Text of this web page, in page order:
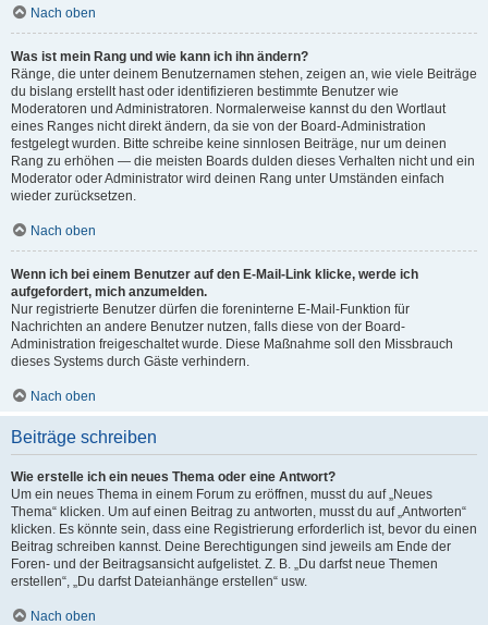
Nach oben
Was ist mein Rang und wie kann ich ihn ändern?
Ränge, die unter deinem Benutzernamen stehen, zeigen an, wie viele Beiträge
du bislang erstellt hast oder identifizieren bestimmte Benutzer wie
Moderatoren und Administratoren. Normalerweise kannst du den Wortlaut
eines Ranges nicht direkt ändern, da sie von der Board-Administration
festgelegt wurden. Bitte schreibe keine sinnlosen Beiträge, nur um deinen
Rang zu erhöhen — die meisten Boards dulden dieses Verhalten nicht und ein
Moderator oder Administrator wird deinen Rang unter Umständen einfach
wieder zurücksetzen.
Nach oben
Wenn ich bei einem Benutzer auf den E-Mail-Link klicke, werde ich
aufgefordert, mich anzumelden.
Nur registrierte Benutzer dürfen die foreninterne E-Mail-Funktion für
Nachrichten an andere Benutzer nutzen, falls diese von der Board-
Administration freigeschaltet wurde. Diese Maßnahme soll den Missbrauch
dieses Systems durch Gäste verhindern.
Nach oben
Beiträge schreiben
Wie erstelle ich ein neues Thema oder eine Antwort?
Um ein neues Thema in einem Forum zu eröffnen, musst du auf „Neues
Thema“ klicken. Um auf einen Beitrag zu antworten, musst du auf „Antworten“
klicken. Es könnte sein, dass eine Registrierung erforderlich ist, bevor du einen
Beitrag schreiben kannst. Deine Berechtigungen sind jeweils am Ende der
Foren- und der Beitragsansicht aufgelistet. Z. B. „Du darfst neue Themen
erstellen“, „Du darfst Dateianhänge erstellen“ usw.
Nach oben